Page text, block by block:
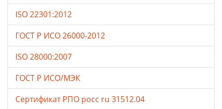
ISO 22301:2012
ГОСТ Р ИСО 26000-2012
ISO 28000:2007
ГОСТ Р ИСО/МЭК
Сертификат РПО росс ru 31512.04